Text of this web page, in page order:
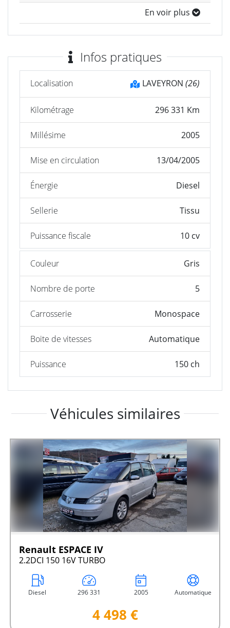
En voir plus
Infos pratiques
Localisation LAVEYRON (26)
Kilométrage 296 331 Km
Millésime 2005
Mise en circulation 13/04/2005
Énergie Diesel
Sellerie Tissu
Puissance fiscale 10 cv
Couleur Gris
Nombre de porte 5
Carrosserie Monospace
Boite de vitesses Automatique
Puissance 150 ch
Véhicules similaires
Renault ESPACE IV
2.2DCI 150 16V TURBO
Diesel 296 331 2005 Automatique
4 498 €